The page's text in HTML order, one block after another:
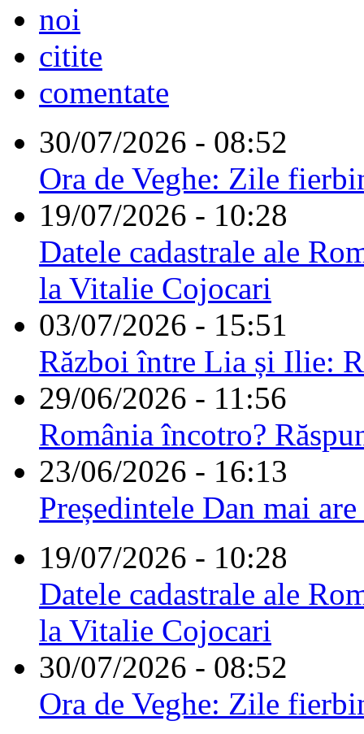
noi
citite
comentate
30/07/2026 - 08:52
Ora de Veghe: Zile
19/07/2026 - 10:28
Datele cadastrale ale
la Vitalie Cojocari
03/07/2026 - 15:51
Război între Lia și Ilie:
29/06/2026 - 11:56
România încotro?
23/06/2026 - 16:13
Președintele Dan mai
19/07/2026 - 10:28
Datele cadastrale ale
la Vitalie Cojocari
30/07/2026 - 08:52
Ora de Veghe: Zile